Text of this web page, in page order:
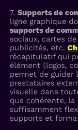
7. Supports de
ligne graphique
supports de
sociaux, cartes
publicités, etc.
récapitulatif qui
élément (logos,
permet de guider
prestataires
visuelle dans
que cohérente,
suffisamment
supports et